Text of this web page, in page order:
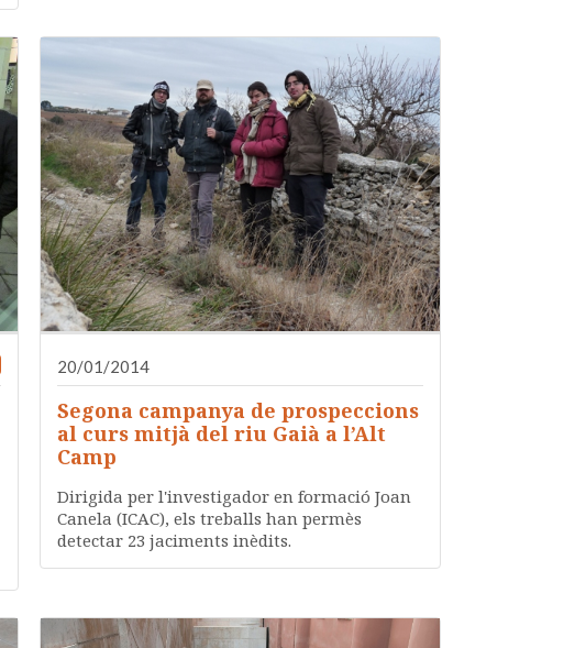
20/01/2014
Segona campanya de prospeccions
al curs mitjà del riu Gaià a l’Alt
Camp
Dirigida per l'investigador en formació Joan
Canela (ICAC), els treballs han permès
detectar 23 jaciments inèdits.